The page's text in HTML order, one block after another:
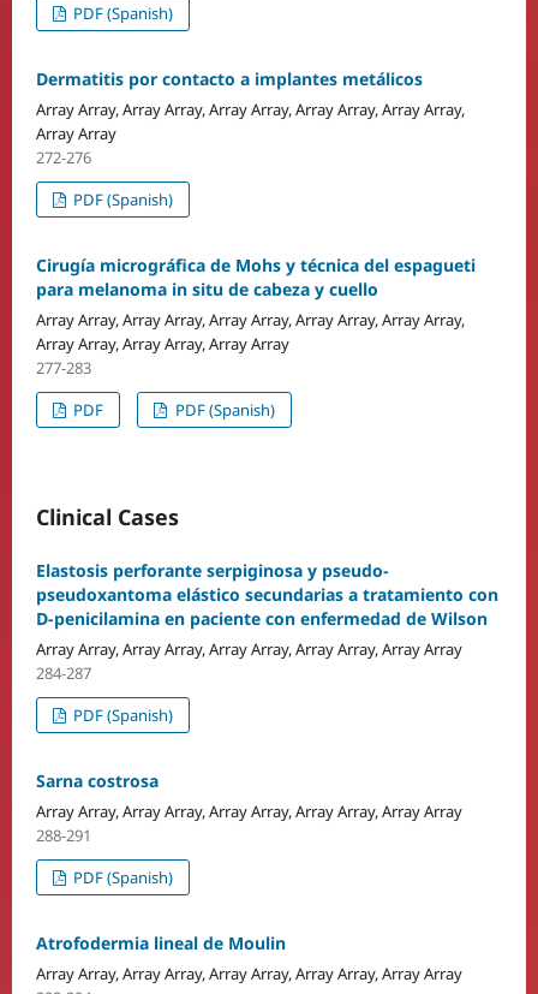
PDF (Spanish)
Dermatitis por contacto a implantes metálicos
Array Array, Array Array, Array Array, Array Array, Array Array,
Array Array
272-276
PDF (Spanish)
Cirugía micrográfica de Mohs y técnica del espagueti
para melanoma in situ de cabeza y cuello
Array Array, Array Array, Array Array, Array Array, Array Array,
Array Array, Array Array, Array Array
277-283
PDF
PDF (Spanish)
Clinical Cases
Elastosis perforante serpiginosa y pseudo-
pseudoxantoma elástico secundarias a tratamiento con
D-penicilamina en paciente con enfermedad de Wilson
Array Array, Array Array, Array Array, Array Array, Array Array
284-287
PDF (Spanish)
Sarna costrosa
Array Array, Array Array, Array Array, Array Array, Array Array
288-291
PDF (Spanish)
Atrofodermia lineal de Moulin
Array Array, Array Array, Array Array, Array Array, Array Array